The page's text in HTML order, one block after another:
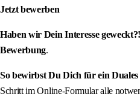
Jetzt bewerben
Haben wir Dein Interesse
Bewerbung.
So bewirbst Du Dich für ein
Schritt im Online-Formular alle